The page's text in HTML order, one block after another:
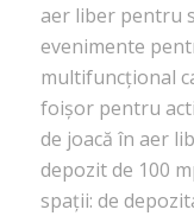
aer liber pentru
evenimente
multifuncțional
foișor pentru
de joacă în aer
depozit de 100
spații: de